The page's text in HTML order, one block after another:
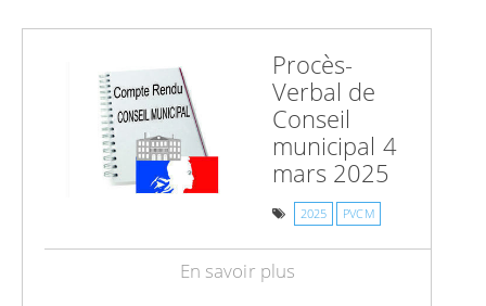
Procès-
Verbal de
Conseil
municipal 4
mars 2025
2025 PVCM
En savoir plus